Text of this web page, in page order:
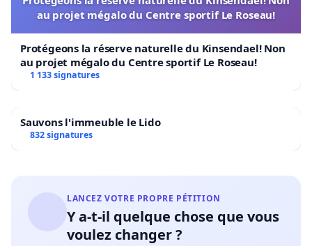
au projet mégalo du Centre sportif Le Roseau!
Protégeons la réserve naturelle du Kinsendael! Non
au projet mégalo du Centre sportif Le Roseau!
1 133 signatures
Sauvons l'immeuble le Lido
832 signatures
LANCEZ VOTRE PROPRE PÉTITION
Y a-t-il quelque chose que vous
voulez changer ?